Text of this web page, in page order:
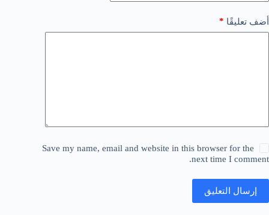
أضف تعليقًا *
Save my name, email and website in this browser for the
next time I comment.
إرسال التعليق